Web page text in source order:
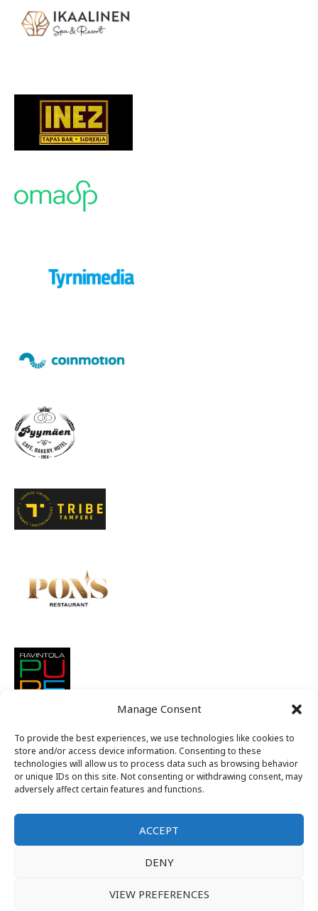
Manage Consent
To provide the best experiences, we use technologies like cookies to
store and/or access device information. Consenting to these
technologies will allow us to process data such as browsing behavior
or unique IDs on this site. Not consenting or withdrawing consent, may
adversely affect certain features and functions.
ACCEPT
DENY
VIEW PREFERENCES
Suomen nuorkauppakamarit ry
Kansallinen jäsenintra